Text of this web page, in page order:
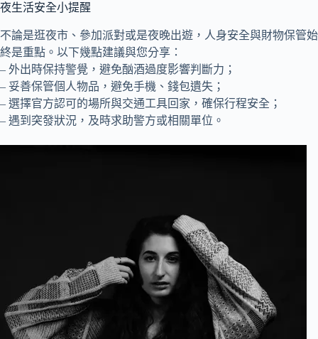
夜生活安全小提醒
不論是逛夜市、參加派對或是夜晚出遊，人身安全與財物保管始
終是重點。以下幾點建議與您分享：
– 外出時保持警覺，避免酗酒過度影響判斷力；
– 妥善保管個人物品，避免手機、錢包遺失；
– 選擇官方認可的場所與交通工具回家，確保行程安全；
– 遇到突發狀況，及時求助警方或相關單位。